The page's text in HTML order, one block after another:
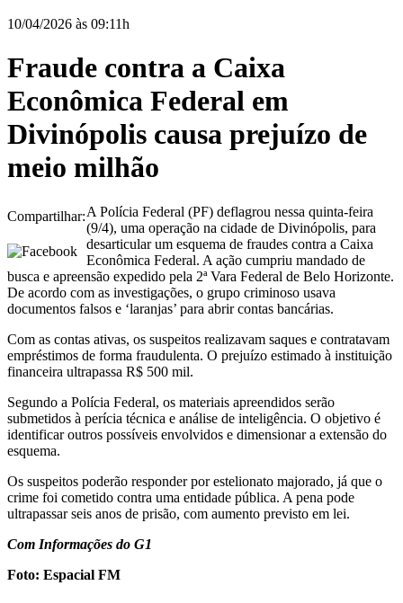
10/04/2026 às 09:11h
Fraude contra a Caixa
Econômica Federal em
Divinópolis causa prejuízo de
meio milhão
Compartilhar:A Polícia Federal (PF) deflagrou nessa quinta-feira
(9/4), uma operação na cidade de Divinópolis, para
desarticular um esquema de fraudes contra a Caixa
Econômica Federal. A ação cumpriu mandado de
busca e apreensão expedido pela 2ª Vara Federal de Belo Horizonte.
De acordo com as investigações, o grupo criminoso usava
documentos falsos e ‘laranjas’ para abrir contas bancárias.
Com as contas ativas, os suspeitos realizavam saques e contratavam
empréstimos de forma fraudulenta. O prejuízo estimado à instituição
financeira ultrapassa R$ 500 mil.
Segundo a Polícia Federal, os materiais apreendidos serão
submetidos à perícia técnica e análise de inteligência. O objetivo é
identificar outros possíveis envolvidos e dimensionar a extensão do
esquema.
Os suspeitos poderão responder por estelionato majorado, já que o
crime foi cometido contra uma entidade pública. A pena pode
ultrapassar seis anos de prisão, com aumento previsto em lei.
Com Informações do G1
Foto: Espacial FM